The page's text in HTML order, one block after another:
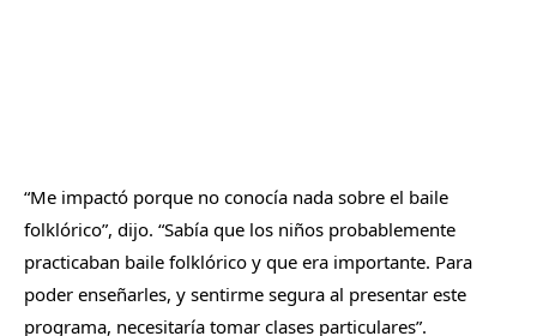
“Me impactó porque no conocía nada sobre el baile
folklórico”, dijo. “Sabía que los niños probablemente
practicaban baile folklórico y que era importante. Para
poder enseñarles, y sentirme segura al presentar este
programa, necesitaría tomar clases particulares”.